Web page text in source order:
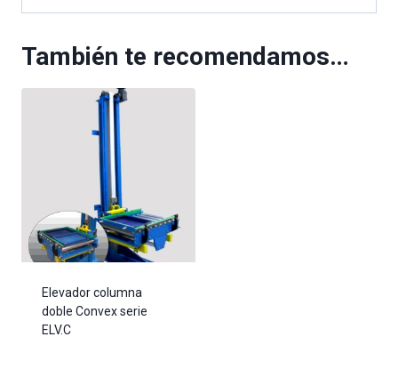
También te recomendamos…
Elevador columna
doble Convex serie
ELV.C